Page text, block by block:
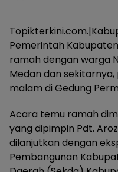
Pemerintah
ramah dengan warga
Medan dan
malam di Gedung
Acara temu ramah
yang dipimpin Pdt.
dilanjutkan dengan
Pembangunan